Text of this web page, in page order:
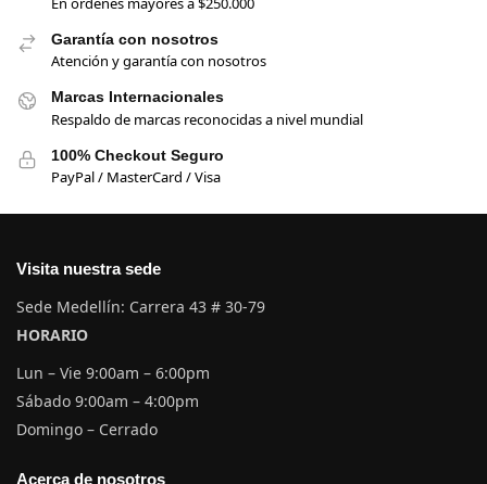
Garantía con nosotros
Atención y garantía con nosotros
Marcas Internacionales
Respaldo de marcas reconocidas a nivel mundial
100% Checkout Seguro
PayPal / MasterCard / Visa
Visita nuestra sede
Sede Medellín: Carrera 43 # 30-79
HORARIO
Lun – Vie 9:00am – 6:00pm
Sábado 9:00am – 4:00pm
Domingo – Cerrado
Acerca de nosotros